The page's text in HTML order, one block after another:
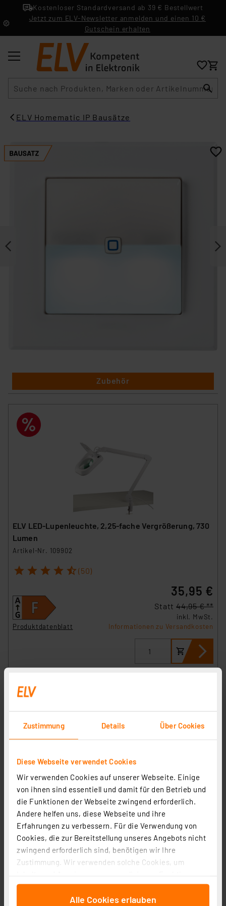
Zustimmung Details Über Cookies
Diese Webseite verwendet Cookies
Wir verwenden Cookies auf unserer Webseite. Einige
von ihnen sind essentiell und damit für den Betrieb und
die Funktionen der Webseite zwingend erforderlich.
Andere helfen uns, diese Webseite und ihre
Erfahrungen zu verbessern. Für die Verwendung von
Cookies, die zur Bereitstellung unseres Angebots nicht
zwingend erforderlich sind, benötigen wir Ihre
Zustimmung. Wir verwenden solche Cookies, um
für soziale Medien anbieten zu können und die Zugriffe
auf unsere Website zu analysieren. Außerdem geben
Alle Cookies erlauben
Kostenloser Standardversand ab 39 € Bestellwert
Jetzt zum ELV-Newsletter anmelden und einen 10 €
Gutschein erhalten
ELV Homematic IP Bausätze
Zubehör
ELV LED-Lupenleuchte, 2,25-fache Vergrößerung, 730
Lumen
Artikel-Nr. 109902
1 2 3 4 5 (50)
Produktdatenblatt
35,95 €
Statt 44,95 € **
inkl. MwSt.
Informationen zu Versandkosten
ELV LS-80D-II Digitale Lötstation, 80 W
Artikel-Nr. 115008
2 3 4 5 (24)
49,95 €
inkl. MwSt.